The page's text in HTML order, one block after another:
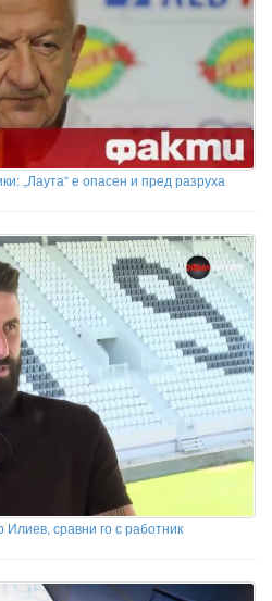
„Лаута“ е опасен и пред разруха
сравни го с работник